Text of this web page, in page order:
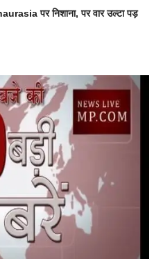
पर निशाना, पर वार उल्टा पड़